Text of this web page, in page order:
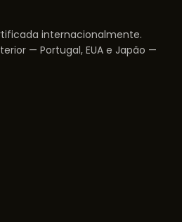
internacionalmente.
— Portugal, EUA e Japão —